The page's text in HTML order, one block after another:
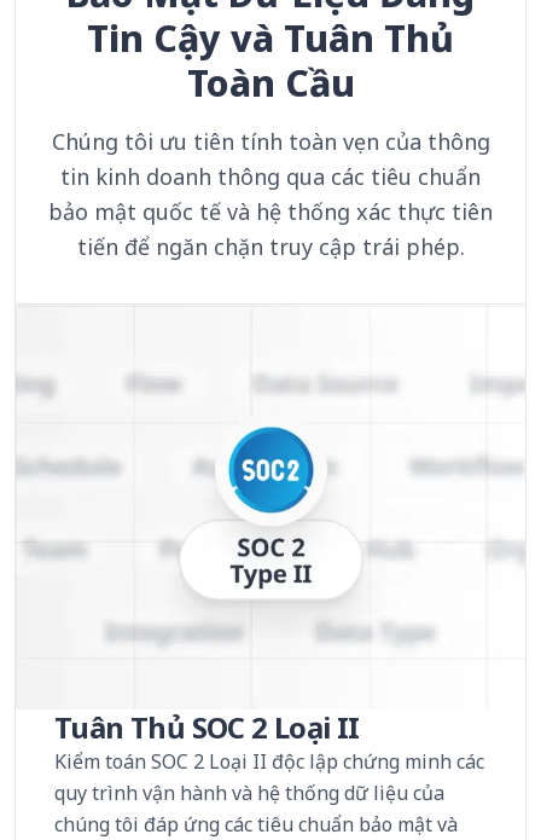
Tin Cậy và Tuân Thủ
Toàn Cầu
Chúng tôi ưu tiên tính toàn vẹn của thông
tin kinh doanh thông qua các tiêu chuẩn
bảo mật quốc tế và hệ thống xác thực tiên
tiến để ngăn chặn truy cập trái phép.
Tuân Thủ SOC 2 Loại II
Kiểm toán SOC 2 Loại II độc lập chứng minh các
quy trình vận hành và hệ thống dữ liệu của
chúng tôi đáp ứng các tiêu chuẩn bảo mật và